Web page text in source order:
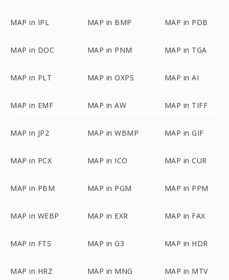
MAP in IPL MAP in BMP MAP in PDB
MAP in DOC MAP in PNM MAP in TGA
MAP in PLT MAP in OXPS MAP in AI
MAP in EMF MAP in AW MAP in TIFF
MAP in JP2 MAP in WBMP MAP in GIF
MAP in PCX MAP in ICO MAP in CUR
MAP in PBM MAP in PGM MAP in PPM
MAP in WEBP MAP in EXR MAP in FAX
MAP in FTS MAP in G3 MAP in HDR
MAP in HRZ MAP in MNG MAP in MTV